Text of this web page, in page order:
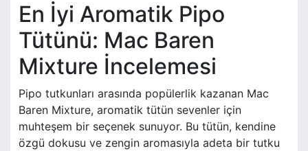
En İyi Aromatik Pipo
Tütünü: Mac Baren
Mixture İncelemesi
Pipo tutkunları arasında popülerlik kazanan Mac
Baren Mixture, aromatik tütün sevenler için
muhteşem bir seçenek sunuyor. Bu tütün, kendine
özgü dokusu ve zengin aromasıyla adeta bir tutku